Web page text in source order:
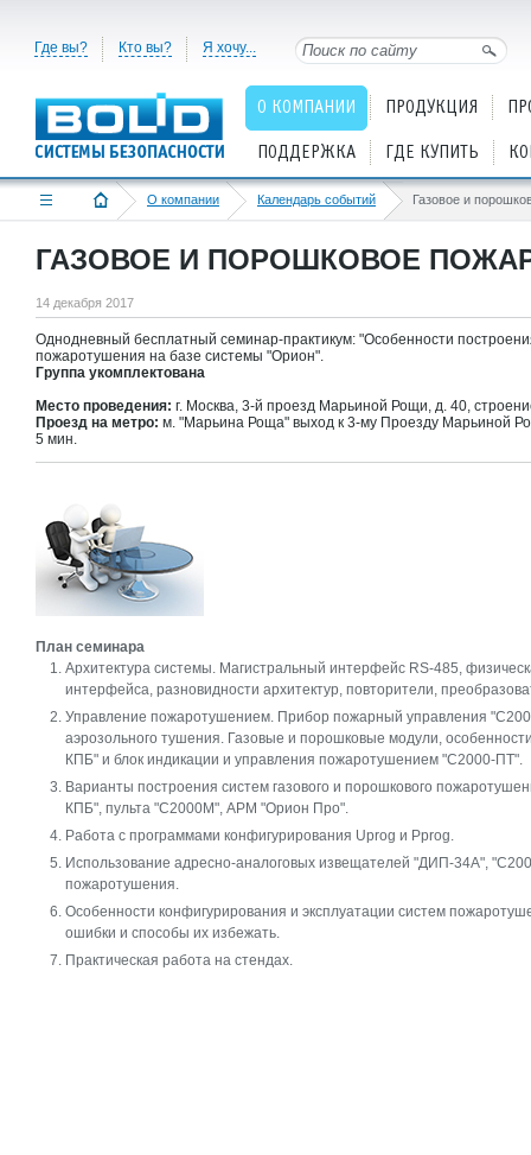
Где вы? Кто вы? Я хочу...
О КОМПАНИИ ПРОДУКЦИЯ
ПОДДЕРЖКА ГДЕ КУПИТЬ
О компании Календарь событий Газовое и
ГАЗОВОЕ И ПОРОШКОВОЕ
14 декабря 2017
Однодневный бесплатный семинар-практикум: "Особенности
пожаротушения на базе системы "Орион".
Группа укомплектована
Место проведения: г. Москва, 3-й проезд Марьиной Рощи, д. 40,
Проезд на метро: м. "Марьина Роща" выход к 3-му Проезду Марьиной
5 мин.
План семинара
Архитектура системы. Магистральный интерфейс RS-485,
интерфейса, разновидности архитектур, повторители,
Управление пожаротушением. Прибор пожарный управления
аэрозольного тушения. Газовые и порошковые модули,
КПБ" и блок индикации и управления пожаротушением "С2000-ПТ".
Варианты построения систем газового и порошкового
КПБ", пульта "С2000М", АРМ "Орион Про".
Работа с программами конфигурирования Uprog и Pprog.
Использование адресно-аналоговых извещателей "ДИП-34А",
пожаротушения.
Особенности конфигурирования и эксплуатации систем
ошибки и способы их избежать.
Практическая работа на стендах.